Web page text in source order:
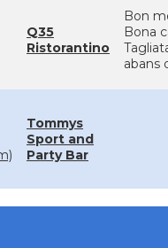
Q35
Ristorantino
Bon
Bona
abans
Tommys
Sport and
Party Bar